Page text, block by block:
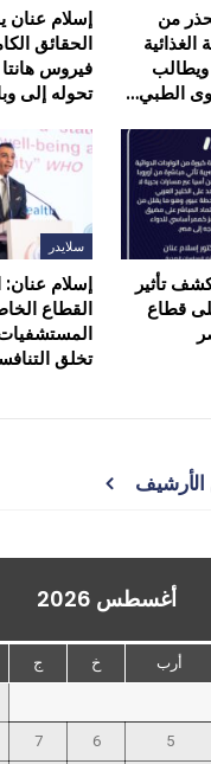
من
الغذائية
ويطالب
الطبي…
إسلام عنان
الحقائق
فيروس هانتا
تحوله إلى
تأثير
قطاع
سلايدر
إسلام
القطاع
تخلق
أغسطس 2026
أرب خ ج
5
6
7